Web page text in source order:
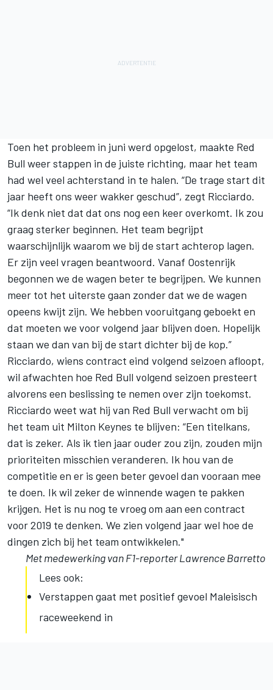
Toen het probleem in juni werd opgelost, maakte Red
Bull weer stappen in de juiste richting, maar het team
had wel veel achterstand in te halen. “De trage start dit
jaar heeft ons weer wakker geschud”, zegt Ricciardo.
“Ik denk niet dat dat ons nog een keer overkomt. Ik zou
graag sterker beginnen. Het team begrijpt
waarschijnlijk waarom we bij de start achterop lagen.
Er zijn veel vragen beantwoord. Vanaf Oostenrijk
begonnen we de wagen beter te begrijpen. We kunnen
meer tot het uiterste gaan zonder dat we de wagen
opeens kwijt zijn. We hebben vooruitgang geboekt en
dat moeten we voor volgend jaar blijven doen. Hopelijk
staan we dan van bij de start dichter bij de kop.”
Ricciardo, wiens contract eind volgend seizoen afloopt,
wil afwachten hoe Red Bull volgend seizoen presteert
alvorens een beslissing te nemen over zijn toekomst.
Ricciardo weet wat hij van Red Bull verwacht om bij
het team uit Milton Keynes te blijven: “Een titelkans,
dat is zeker. Als ik tien jaar ouder zou zijn, zouden mijn
prioriteiten misschien veranderen. Ik hou van de
competitie en er is geen beter gevoel dan vooraan mee
te doen. Ik wil zeker de winnende wagen te pakken
krijgen. Het is nu nog te vroeg om aan een contract
voor 2019 te denken. We zien volgend jaar wel hoe de
dingen zich bij het team ontwikkelen."
Met medewerking van F1-reporter Lawrence Barretto
Lees ook:
Verstappen gaat met positief gevoel Maleisisch
raceweekend in